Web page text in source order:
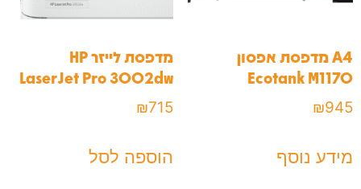
A4 מדפסת אפסון
Ecotank M1170
₪945
מידע נוסף
מדפסת לייזר HP
LaserJet Pro 3002dw
₪715
הוספה לסל